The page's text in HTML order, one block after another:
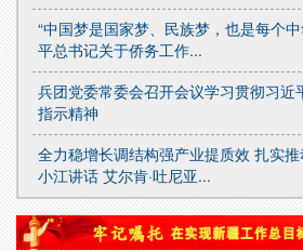
“中国梦是国家梦、民族梦，也是每个
平总书记关于侨务工作...
兵团党委常委会召开会议学习贯彻习近
指示精神
全力稳增长调结构强产业提质效 扎实
小江讲话 艾尔肯·吐尼亚...
习近平同朝鲜劳动党总书记、国务委员
朝友好合作互助条约》签...